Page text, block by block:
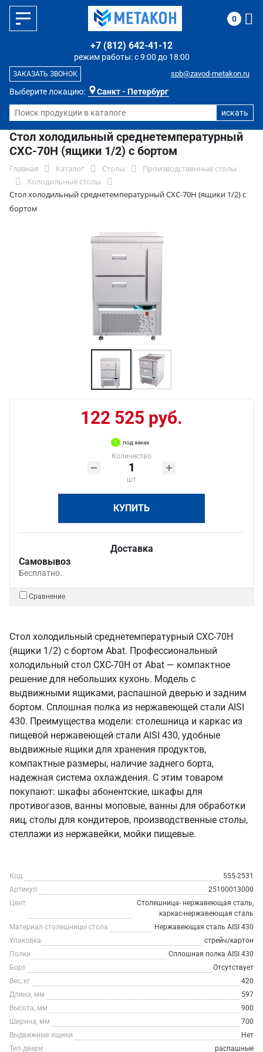
Выберите локацию: Санкт - Петербург
режим работы: с 9:00 до 18:00
+7 (812) 642-41-12
spb@zavod-metakon.ru
ЗАКАЗАТЬ ЗВОНОК
0
Стол холодильный среднетемпературный
СХС-70Н (ящики 1/2) с бортом
Главная Каталог Столы
Производственные столы
Холодильные столы
Стол холодильный среднетемпературный СХС-70Н (ящики 1/2) с
бортом
122 525 руб.
под заказ
Количество
шт
КУПИТЬ
Доставка
Самовывоз
Бесплатно.
Сравнение
Стол холодильный среднетемпературный СХС-70Н
(ящики 1/2) с бортом Abat. Профессиональный
холодильный стол СХС-70Н от Abat — компактное
решение для небольших кухонь. Модель с
выдвижными ящиками, распашной дверью и задним
бортом. Сплошная полка из нержавеющей стали AISI
430. Преимущества модели: столешница и каркас из
пищевой нержавеющей стали AISI 430, удобные
выдвижные ящики для хранения продуктов,
компактные размеры, наличие заднего борта,
надежная система охлаждения. С этим товаром
покупают: шкафы абонентские, шкафы для
противогазов, ванны моповые, ванны для обработки
яиц, столы для кондитеров, производственные столы,
стеллажи из нержавейки, мойки пищевые.
Код
555-2531
Артикул
25100013000
Цвет
Столешница- нержавеющая сталь,
каркас-нержавеющая сталь
Материал столешницы стола
Нержавеющая сталь AISI 430
Упаковка
стрейч/картон
Полки
Сплошная полка AISI 430
Борт
Отсутствует
Вес, кг
420
Длина, мм
597
Высота, мм
900
Ширина, мм
700
Выдвижные ящики
Нет
Тип двери
распашные